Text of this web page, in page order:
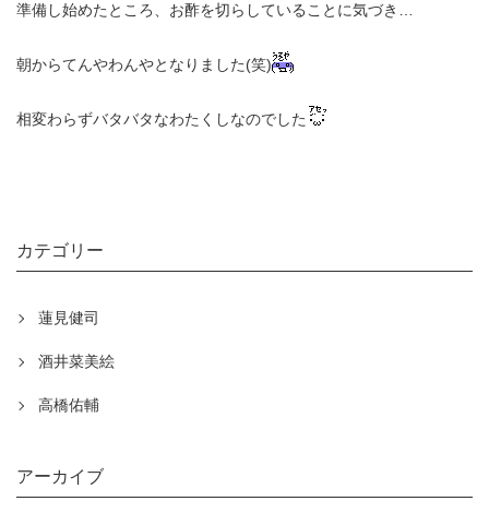
準備し始めたところ、お酢を切らしていることに気づき…
朝からてんやわんやとなりました(笑)
相変わらずバタバタなわたくしなのでした
カテゴリー
蓮見健司
酒井菜美絵
高橋佑輔
アーカイブ